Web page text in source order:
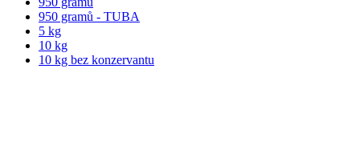
950 gramů - TUBA
5 kg
10 kg
10 kg bez konzervantu